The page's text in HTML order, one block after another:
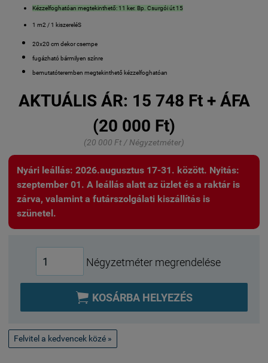
Kézzelfoghatóan megtekinthető: 11 ker. Bp. Csurgói út 15
1 m2 / 1 kiszereléS
20x20 cm dekor csempe
fugázható bármilyen színre
bemutatóteremben megtekinthető kézzelfoghatóan
AKTUÁLIS ÁR: 15 748 Ft + ÁFA
(20 000 Ft)
(20 000 Ft / Négyzetméter)
Nyári leállás: 2026.augusztus 17-31. között. Nyitás:
szeptember 01. A leállás alatt az üzlet és a raktár is
zárva, valamint a futárszolgálati kiszállítás is
szünetel.
Négyzetméter megrendelése
 KOSÁRBA HELYEZÉS
Felvitel a kedvencek közé »